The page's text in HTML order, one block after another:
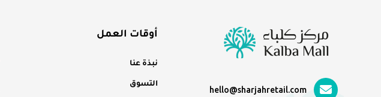
hello@sharjahretail.com
أوقات العمل
نبذة عنا
التسوق